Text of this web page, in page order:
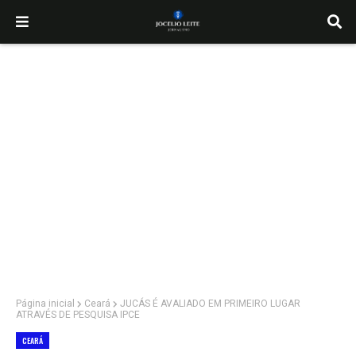
Página inicial Ceará
JUCÁS É AVALIADO EM PRIMEIRO LUGAR
ATRAVÉS DE PESQUISA IPCE
CEARÁ